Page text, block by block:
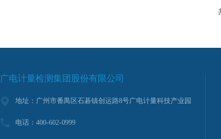
广电计量检测集团股份有限公司
地址：广州市番禺区石碁镇创运路8号广电计量科技产业园
电话：400-602-0999